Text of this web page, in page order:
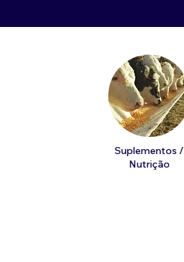
Suplementos /
Nutrição